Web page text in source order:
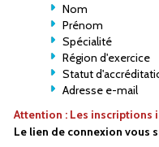
Nom
Prénom
Spécialité
Région d'exercice
Statut
Adresse e-mail
Attention : Les inscriptions
Le lien de connexion vous